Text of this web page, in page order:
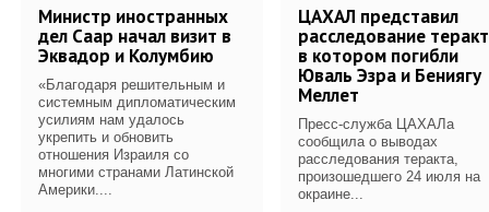
Министр иностранных
дел Саар начал визит в
Эквадор и Колумбию
«Благодаря решительным и
системным дипломатическим
усилиям нам удалось
укрепить и обновить
отношения Израиля со
многими странами Латинской
Америки....
ЦАХАЛ представил
расследование
в котором погибли
Юваль Эзра и Бениягу
Меллет
Пресс-служба ЦАХАЛа
сообщила о выводах
расследования теракта,
произошедшего 24 июля на
окраине...